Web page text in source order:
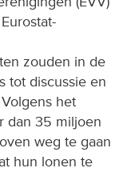
zouden in de
tot discussie en
het
dan 35 miljoen
weg te gaan
hun lonen te